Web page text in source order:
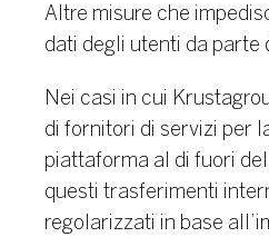
Altre misure che
dati degli utenti da parte
Nei casi in cui
di fornitori di servizi per
piattaforma al di fuori
questi trasferimenti
regolarizzati in base